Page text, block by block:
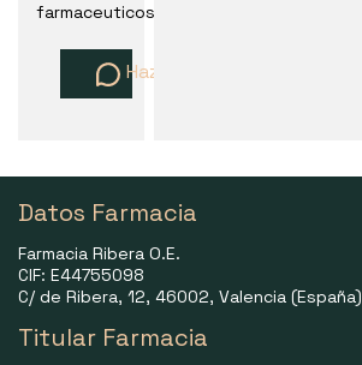
farmaceuticos
Haz una pregunta
Datos Farmacia
Farmacia Ribera O.E.
CIF: E44755098
C/ de Ribera, 12, 46002, Valencia (España)
Titular Farmacia